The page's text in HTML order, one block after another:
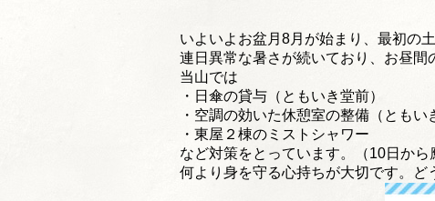
いよいよお盆月8月が始まり、 最初の
連日異常な暑さが続いており、 お昼間
当山では
・日傘の貸与（ともいき堂前）
・空調の効いた休憩室の整備（ともい
・東屋２棟のミストシャワー
など対策をとっています。（10日から
何より身を守る心持ちが大切です。
ど